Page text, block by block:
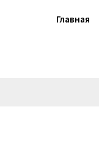
Главная